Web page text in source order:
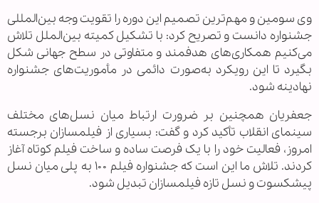
وی سومین و مهم‌ترین تصمیم این دوره را تقویت وجه بین‌المللی
جشنواره دانست و تصریح کرد: با تشکیل کمیته بین‌الملل تلاش
می‌کنیم همکاری‌های هدفمند و متفاوتی در سطح جهانی شکل
بگیرد تا این رویکرد به‌صورت دائمی در مأموریت‌های جشنواره
نهادینه شود.
جعفریان همچنین بر ضرورت ارتباط میان نسل‌های مختلف
سینمای انقلاب تأکید کرد و گفت: بسیاری از فیلمسازان برجسته
امروز، فعالیت خود را با یک فرصت ساده و ساخت فیلم کوتاه آغاز
کردند. تلاش ما این است که جشنواره فیلم ۱۰۰ به پلی میان نسل
پیشکسوت و نسل تازه فیلمسازان تبدیل شود.